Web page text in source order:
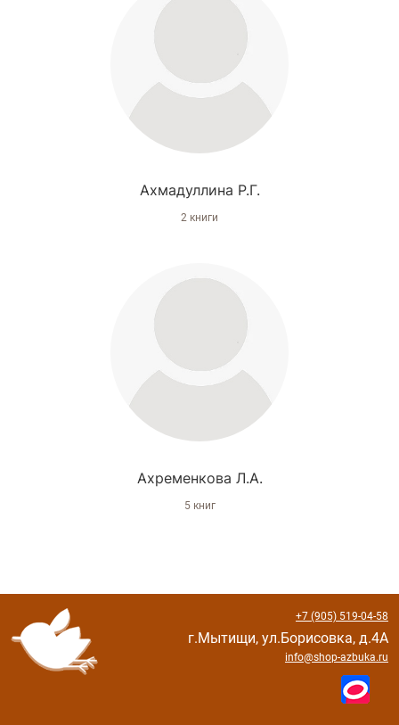
Ахмадуллина Р.Г.
2 книги
Ахременкова Л.А.
5 книг
+7 (905) 519-04-58
г.Мытищи, ул.Борисовка, д.4А
info@shop-azbuka.ru